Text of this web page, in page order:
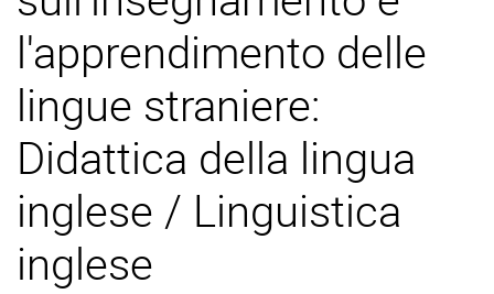
l'apprendimento delle
lingue straniere:
Didattica della lingua
inglese / Linguistica
inglese